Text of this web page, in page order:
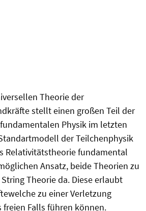
Theorie der
stellt einen großen Teil der
Physik im letzten
der Teilchenphysik
Relativitätstheorie fundamental
Ansatz, beide Theorien zu
Theorie da. Diese erlaubt
zu einer Verletzung
Falls führen können.